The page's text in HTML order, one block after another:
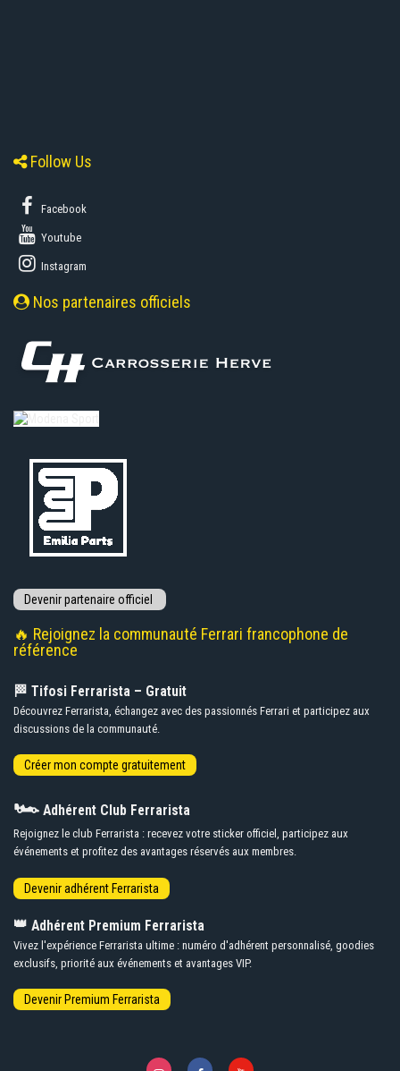
Follow Us
Facebook
Youtube
Instagram
Nos partenaires officiels
🔥 Rejoignez la communauté Ferrari francophone de
référence
🏁 Tifosi Ferrarista – Gratuit
Découvrez Ferrarista, échangez avec des passionnés Ferrari et participez aux
discussions de la communauté.
🏎️ Adhérent Club Ferrarista
Rejoignez le club Ferrarista : recevez votre sticker officiel, participez aux
événements et profitez des avantages réservés aux membres.
👑 Adhérent Premium Ferrarista
Vivez l'expérience Ferrarista ultime : numéro d'adhérent personnalisé, goodies
exclusifs, priorité aux événements et avantages VIP.